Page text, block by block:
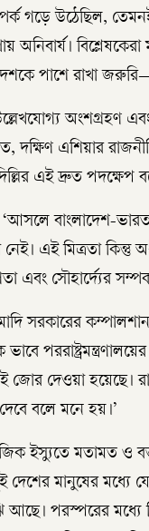
গড়ে উঠেছিল,
বিশ্লেষকেরা
পাশে রাখা
অংশগ্রহণ
দক্ষিণ এশিয়ার
এই দ্রুত পদক্ষেপ
বাংলাদেশ-ভারত
নেই। এই মিত্রতা কিন্তু
এবং সৌহার্দ্যের
সরকারের
জোর দেওয়া হয়েছে।
বলে মনে হয়।’
ইস্যুতে মতামত ও
দেশের মানুষের
পরস্পরের মধ্যে